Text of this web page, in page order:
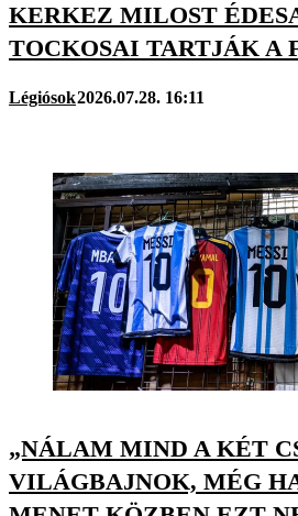
KERKEZ MILOST
TOCKOSAI TARTJÁK A
Légiósok2026.07.28. 16:11
„NÁLAM MIND A KÉT
VILÁGBAJNOK, MÉG